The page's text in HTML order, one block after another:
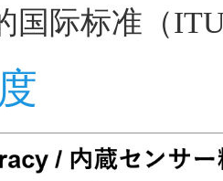
国际标准（